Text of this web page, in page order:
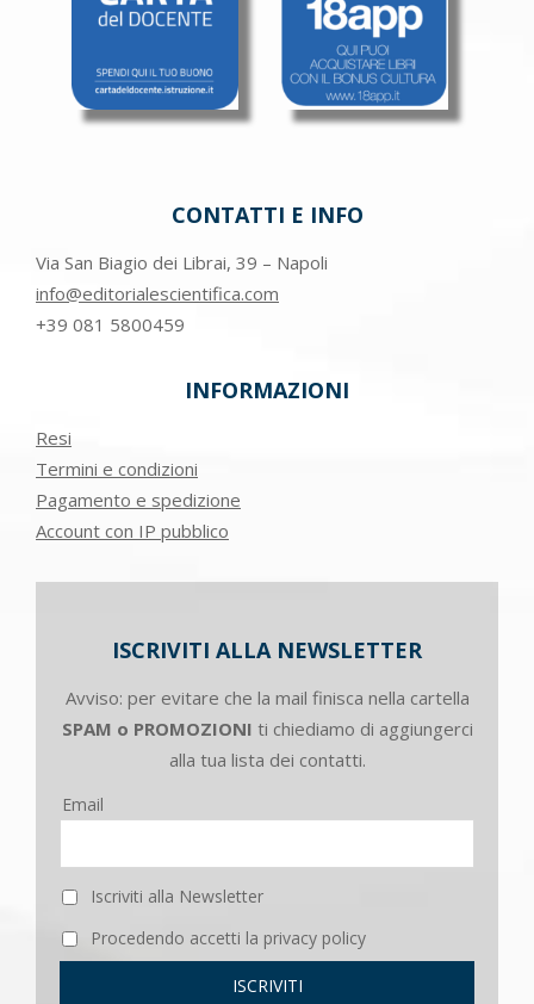
CONTATTI E INFO
Via San Biagio dei Librai, 39 – Napoli
info@editorialescientifica.com
+39 081 5800459
INFORMAZIONI
Resi
Termini e condizioni
Pagamento e spedizione
Account con IP pubblico
ISCRIVITI ALLA NEWSLETTER
Avviso: per evitare che la mail finisca nella cartella
SPAM o PROMOZIONI ti chiediamo di aggiungerci
alla tua lista dei contatti.
Email
Iscriviti alla Newsletter
Procedendo accetti la privacy policy